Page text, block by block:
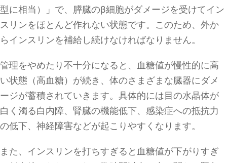
型に相当）」で、膵臓のβ細胞がダメージを受けてイン
スリンをほとんど作れない状態です。このため、外か
らインスリンを補給し続けなければなりません。
管理をやめたり不十分になると、血糖値が慢性的に高
い状態（高血糖）が続き、体のさまざまな臓器にダメ
ージが蓄積されていきます。具体的には目の水晶体が
白く濁る白内障、腎臓の機能低下、感染症への抵抗力
の低下、神経障害などが起こりやすくなります。
また、インスリンを打ちすぎると血糖値が下がりすぎ